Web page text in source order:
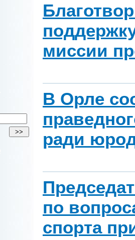
миссии
В Орле
ради
по
спорта